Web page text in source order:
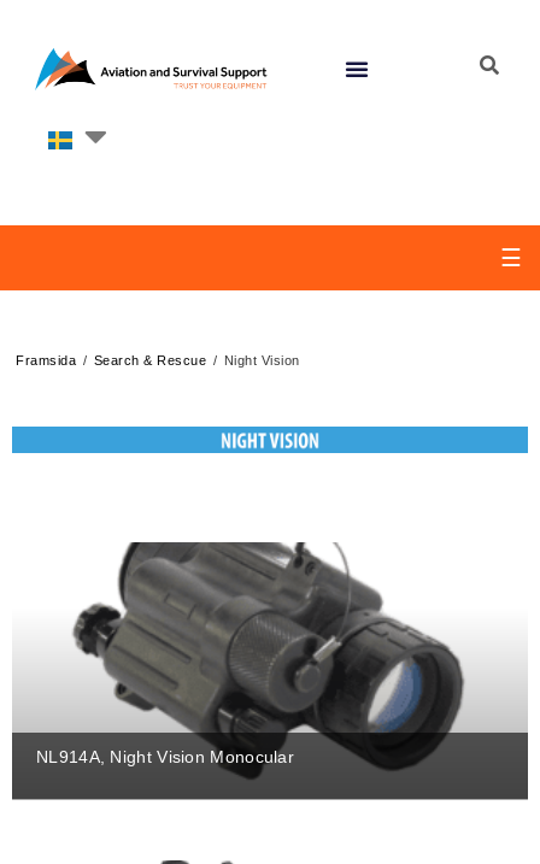
☰
Framsida / Search & Rescue / Night Vision
NL914A, Night Vision Monocular